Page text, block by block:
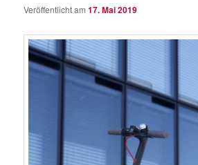
Veröffentlicht am17. Mai 2019